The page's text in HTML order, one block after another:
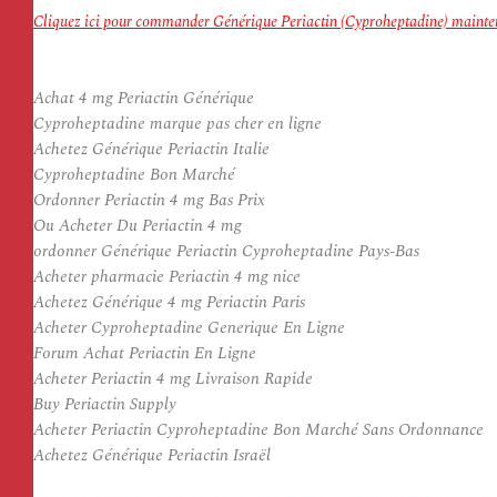
Cliquez ici pour commander Générique Periactin (Cyproheptadine)
Achat 4 mg Periactin Générique
Cyproheptadine marque pas cher en ligne
Achetez Générique Periactin Italie
Cyproheptadine Bon Marché
Ordonner Periactin 4 mg Bas Prix
Ou Acheter Du Periactin 4 mg
ordonner Générique Periactin Cyproheptadine Pays-Bas
Acheter pharmacie Periactin 4 mg nice
Achetez Générique 4 mg Periactin Paris
Acheter Cyproheptadine Generique En Ligne
Forum Achat Periactin En Ligne
Acheter Periactin 4 mg Livraison Rapide
Buy Periactin Supply
Acheter Periactin Cyproheptadine Bon Marché Sans Ordonnance
Achetez Générique Periactin Israël